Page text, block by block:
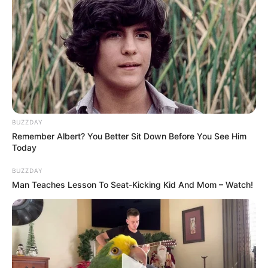
L’analyse des chevaux à
surveiller dans le Quinté du jour
BUZZDAY
Remember Albert? You Better Sit Down Before You See Him
Today
BUZZDAY
Man Teaches Lesson To Seat-Kicking Kid And Mom – Watch!